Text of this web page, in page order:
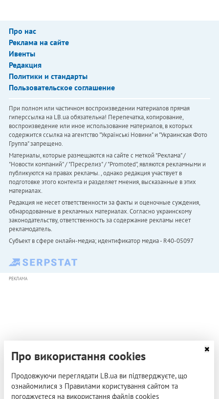
Про нас
Реклама на сайте
Ивенты
Редакция
Политики и стандарты
Пользовательское соглашение
При полном или частичном воспроизведении материалов прямая
гиперссылка на LB.ua обязательна! Перепечатка, копирование,
воспроизведение или иное использование материалов, в которых
содержится ссылка на агентство "Українськi Новини" и "Украинская Фото
Группа" запрещено.
Материалы, которые размещаются на сайте с меткой "Реклама" /
"Новости компаний" / "Пресрелиз" / "Promoted", являются рекламными и
публикуются на правах рекламы. , однако редакция участвует в
подготовке этого контента и разделяет мнения, высказанные в этих
материалах.
Редакция не несет ответственности за факты и оценочные суждения,
обнародованные в рекламных материалах. Согласно украинскому
законодательству, ответственность за содержание рекламы несет
рекламодатель.
Субъект в сфере онлайн-медиа; идентификатор медиа - R40-05097
РЕКЛАМА
Про використання cookies
Продовжуючи переглядати LB.ua ви підтверджуєте, що
ознайомилися з Правилами користування сайтом та
погоджуєтеся на використання файлів cookies